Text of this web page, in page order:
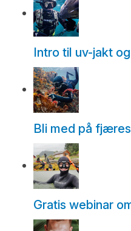
Intro til uv-jakt
Bli med på
Gratis webinar